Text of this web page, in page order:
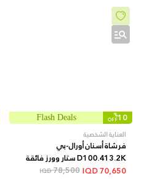
10
%
OFF
Flash Deals
العناية الشخصية
فرشاة أسنان أورال-بي
D100.413.2K ستار وورز فائقة
النعومة
70,650
78,500
IQD